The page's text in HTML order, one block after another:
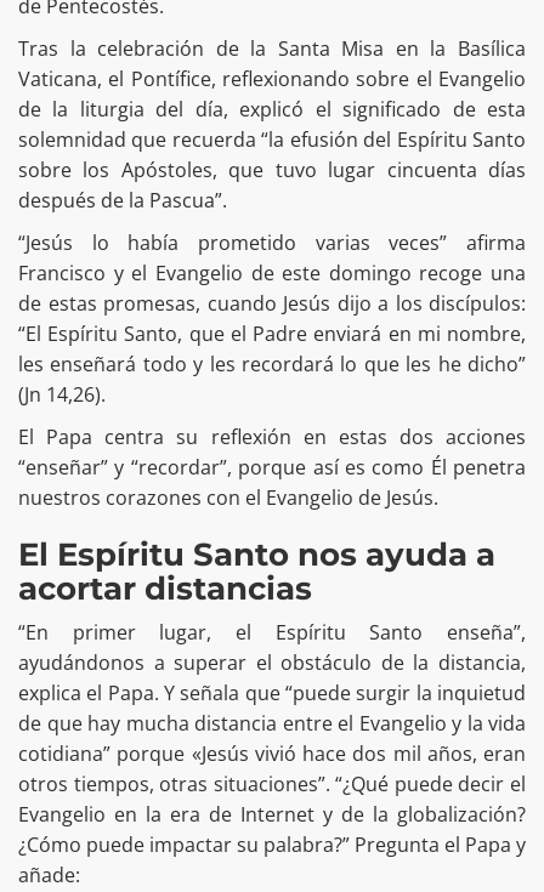
de Pentecostés.
Tras la celebración de la Santa Misa en la Basílica
Vaticana, el Pontífice, reflexionando sobre el Evangelio
de la liturgia del día, explicó el significado de esta
solemnidad que recuerda “la efusión del Espíritu Santo
sobre los Apóstoles, que tuvo lugar cincuenta días
después de la Pascua”.
“Jesús lo había prometido varias veces” afirma
Francisco y el Evangelio de este domingo recoge una
de estas promesas, cuando Jesús dijo a los discípulos:
“El Espíritu Santo, que el Padre enviará en mi nombre,
les enseñará todo y les recordará lo que les he dicho”
(Jn 14,26).
El Papa centra su reflexión en estas dos acciones
“enseñar” y “recordar”, porque así es como Él penetra
nuestros corazones con el Evangelio de Jesús.
El Espíritu Santo nos ayuda a
acortar distancias
“En primer lugar, el Espíritu Santo enseña”,
ayudándonos a superar el obstáculo de la distancia,
explica el Papa. Y señala que “puede surgir la inquietud
de que hay mucha distancia entre el Evangelio y la vida
cotidiana” porque «Jesús vivió hace dos mil años, eran
otros tiempos, otras situaciones”. “¿Qué puede decir el
Evangelio en la era de Internet y de la globalización?
¿Cómo puede impactar su palabra?” Pregunta el Papa y
añade: